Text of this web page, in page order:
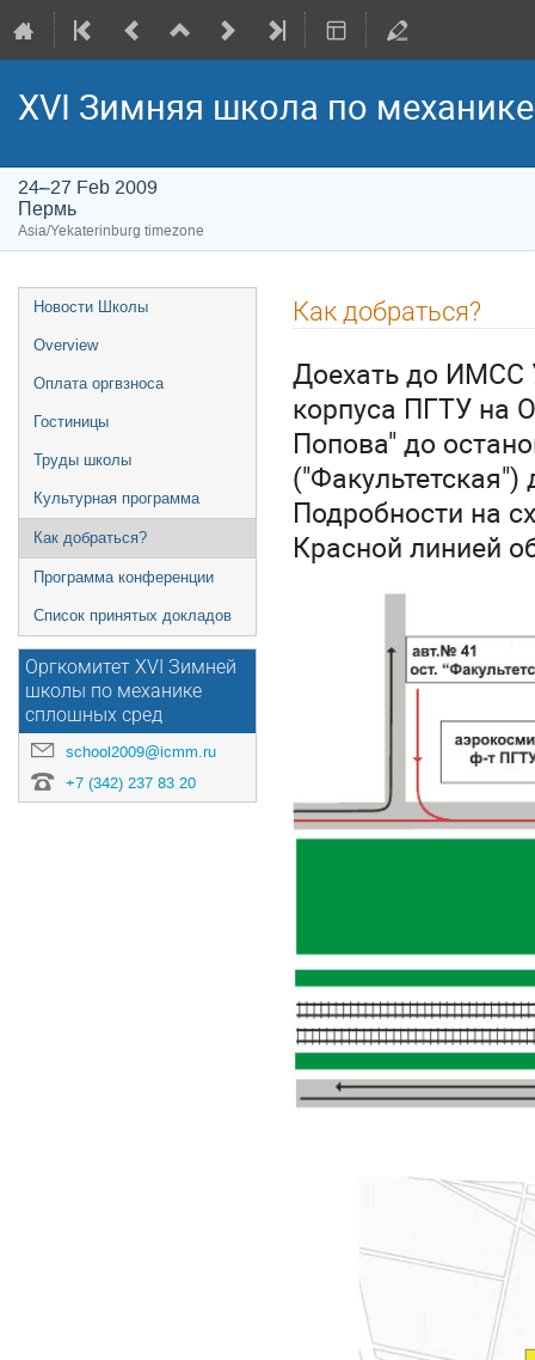
XVI Зимняя школа по
24–27 Feb 2009
Пермь
Asia/Yekaterinburg timezone
Event
menu
Новости Школы
Overview
Оплата оргвзноса
Гостиницы
Труды школы
Культурная программа
Как добраться?
Программа конференции
Список принятых докладов
Оргкомитет XVI Зимней
школы по механике
сплошных сред
school2009@icmm.ru
+7 (342) 237 83 20
Как добраться?
Доехать до ИМСС
корпуса ПГТУ на
Попова" до
Подробности на
Красной линией